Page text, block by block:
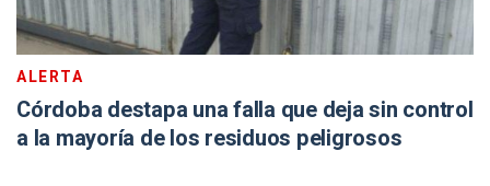
ALERTA
Córdoba destapa una falla que deja sin control
a la mayoría de los residuos peligrosos